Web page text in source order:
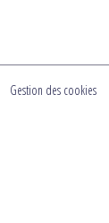
Gestion des cookies